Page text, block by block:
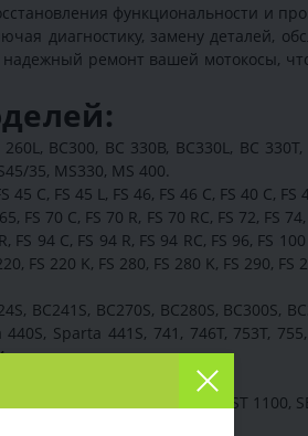
функциональности и
диагностику, замену деталей,
ремонт вашей мотокосы,
BC300, BC 330B, BC330L, BC
35, MS330, MS 400.
45 C, FS 45 L, FS 46, FS 46 C, FS 40 C,
FS 70 C, FS 70 R, FS 70 RC, FS 72, FS
94 C, FS 94 R, FS 94 RC, FS 96, FS
FS 220 K, FS 280, FS 280 K, FS 290, FS
BC241S, BC270S, BC280S, BC300S,
Sparta 441S, 741, 746T, 753T, 755,
E XEET.
653 KD, SB 27, ESB 1000 J, ST 1100,